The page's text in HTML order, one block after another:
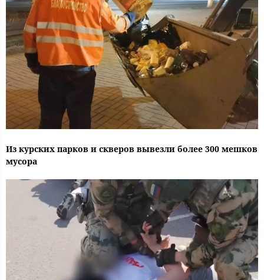
Из курских парков и скверов вывезли более 300 мешков
мусора